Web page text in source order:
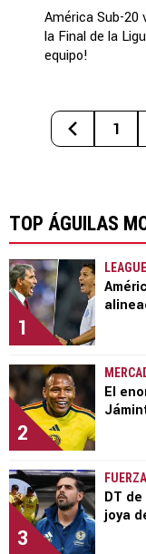
América Sub-20
la Final de la
equipo!
1
TOP ÁGUILAS
1
2
El
3
DT
joya